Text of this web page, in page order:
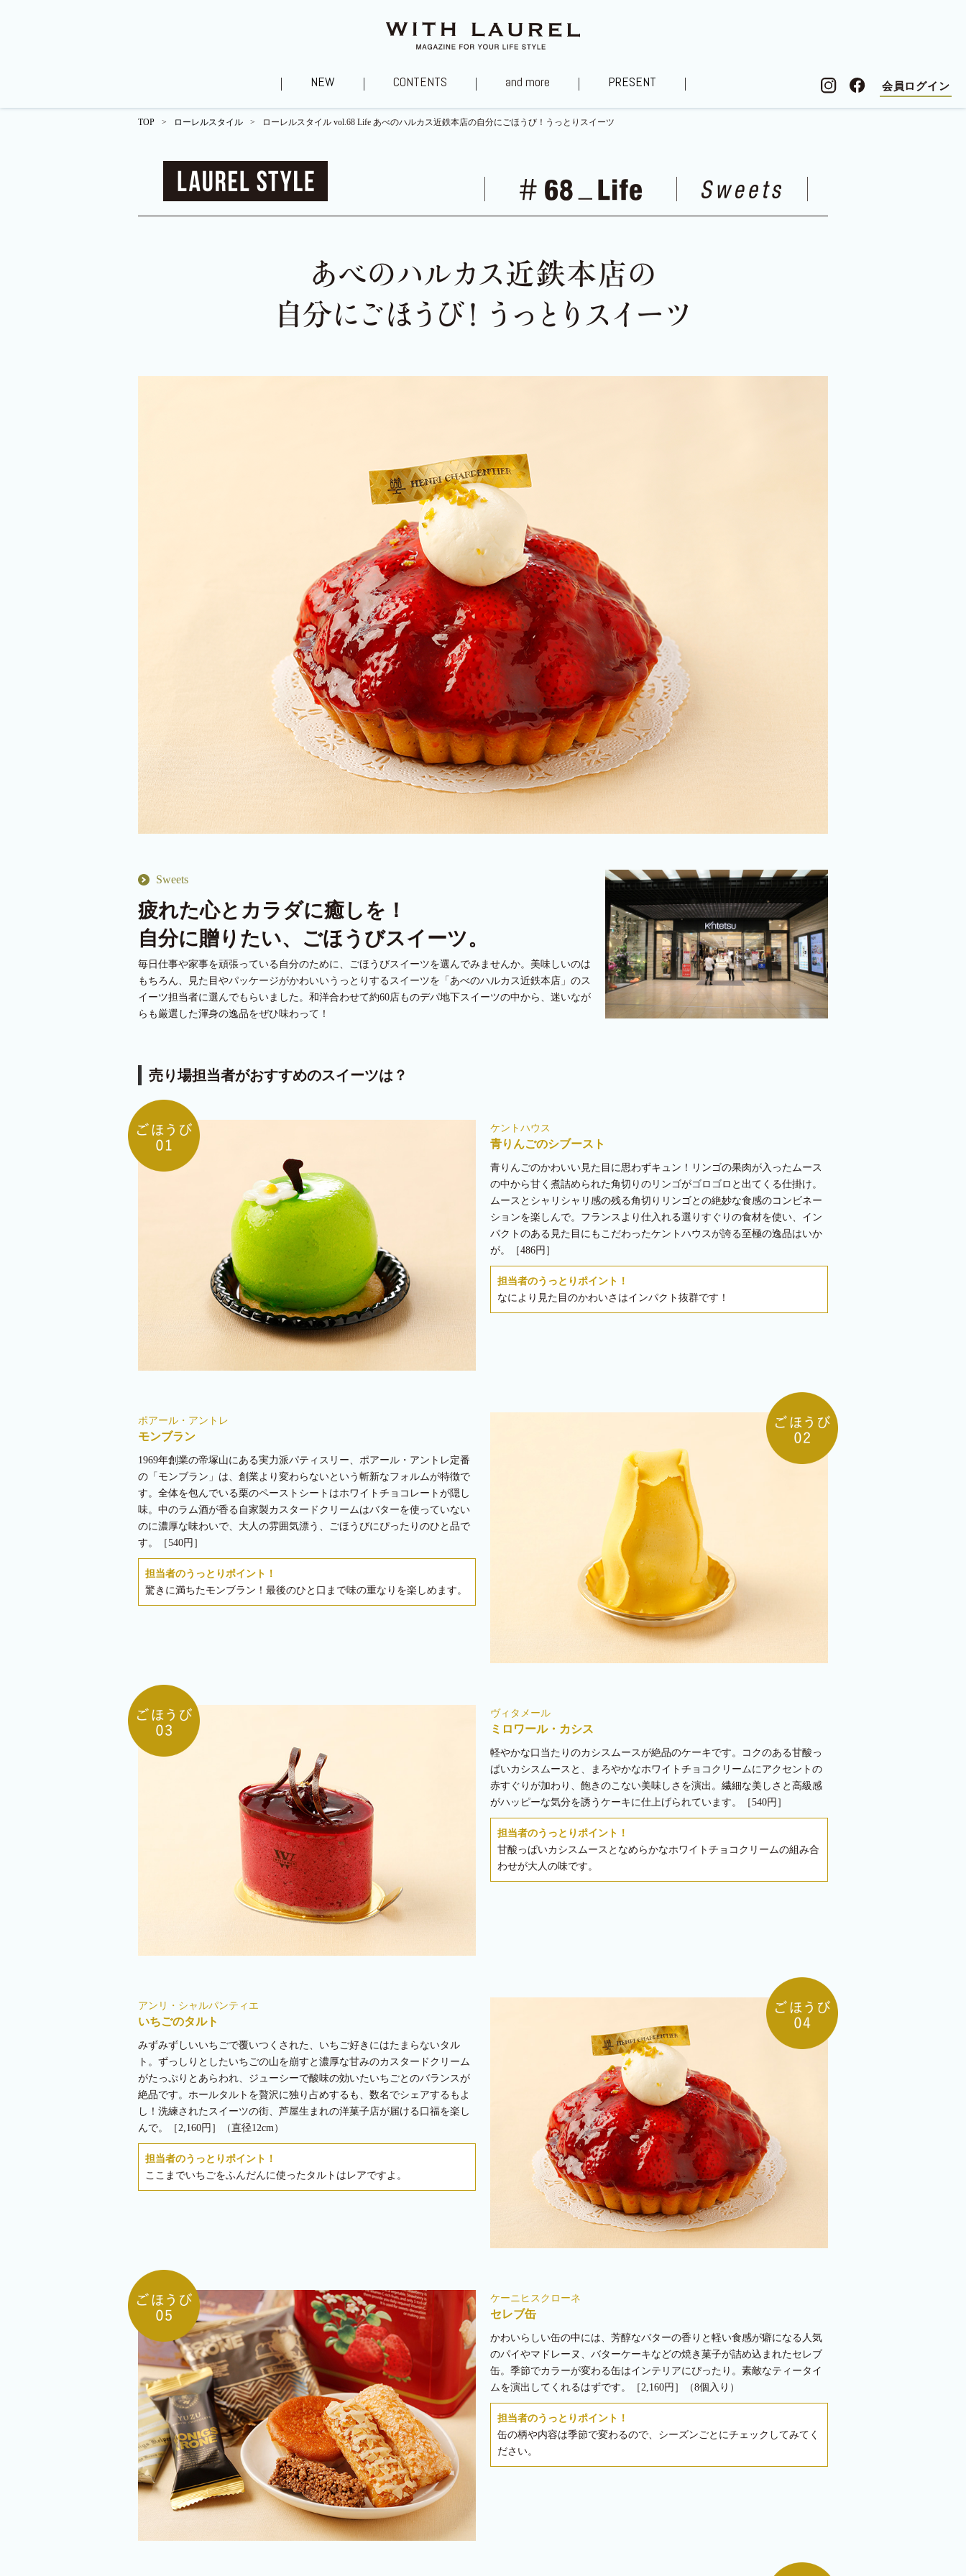
NEW CONTENTS and more PRESENT 会員ログイン
TOP > ローレルスタイル > ローレルスタイル vol.68 Life あべのハルカス近鉄本店の自分にごほうび！うっとりスイーツ
Sweets
疲れた心とカラダに癒しを！
自分に贈りたい、ごほうびスイーツ。
毎日仕事や家事を頑張っている自分のために、ごほうびスイーツを選んでみませんか。美味しいのは
もちろん、見た目やパッケージがかわいいうっとりするスイーツを「あべのハルカス近鉄本店」のス
イーツ担当者に選んでもらいました。和洋合わせて約60店ものデパ地下スイーツの中から、迷いなが
らも厳選した渾身の逸品をぜひ味わって！
売り場担当者がおすすめのスイーツは？
ケントハウス
青りんごのシブースト
青りんごのかわいい見た目に思わずキュン！リンゴの果肉が入ったムース
の中から甘く煮詰められた角切りのリンゴがゴロゴロと出てくる仕掛け。
ムースとシャリシャリ感の残る角切りリンゴとの絶妙な食感のコンビネー
ションを楽しんで。フランスより仕入れる選りすぐりの食材を使い、イン
パクトのある見た目にもこだわったケントハウスが誇る至極の逸品はいか
が。［486円］
担当者のうっとりポイント！
なにより見た目のかわいさはインパクト抜群です！
ポアール・アントレ
モンブラン
1969年創業の帝塚山にある実力派パティスリー、ポアール・アントレ定番
の「モンブラン」は、創業より変わらないという斬新なフォルムが特徴で
す。全体を包んでいる栗のペーストシートはホワイトチョコレートが隠し
味。中のラム酒が香る自家製カスタードクリームはバターを使っていない
のに濃厚な味わいで、大人の雰囲気漂う、ごほうびにぴったりのひと品で
す。［540円］
担当者のうっとりポイント！
驚きに満ちたモンブラン！最後のひと口まで味の重なりを楽しめます。
ヴィタメール
ミロワール・カシス
軽やかな口当たりのカシスムースが絶品のケーキです。コクのある甘酸っ
ぱいカシスムースと、まろやかなホワイトチョコクリームにアクセントの
赤すぐりが加わり、飽きのこない美味しさを演出。繊細な美しさと高級感
がハッピーな気分を誘うケーキに仕上げられています。［540円］
担当者のうっとりポイント！
甘酸っぱいカシスムースとなめらかなホワイトチョコクリームの組み合
わせが大人の味です。
アンリ・シャルパンティエ
いちごのタルト
みずみずしいいちごで覆いつくされた、いちご好きにはたまらないタル
ト。ずっしりとしたいちごの山を崩すと濃厚な甘みのカスタードクリーム
がたっぷりとあらわれ、ジューシーで酸味の効いたいちごとのバランスが
絶品です。ホールタルトを贅沢に独り占めするも、数名でシェアするもよ
し！洗練されたスイーツの街、芦屋生まれの洋菓子店が届ける口福を楽し
んで。［2,160円］（直径12cm）
担当者のうっとりポイント！
ここまでいちごをふんだんに使ったタルトはレアですよ。
ケーニヒスクローネ
セレブ缶
かわいらしい缶の中には、芳醇なバターの香りと軽い食感が癖になる人気
のパイやマドレーヌ、バターケーキなどの焼き菓子が詰め込まれたセレブ
缶。季節でカラーが変わる缶はインテリアにぴったり。素敵なティータイ
ムを演出してくれるはずです。［2,160円］（8個入り）
担当者のうっとりポイント！
缶の柄や内容は季節で変わるので、シーズンごとにチェックしてみてく
ださい。